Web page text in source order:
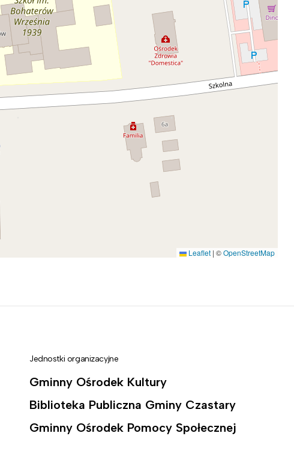
Leaflet | ©OpenStreetMap
Jednostki organizacyjne
Gminny Ośrodek Kultury
Biblioteka Publiczna Gminy Czastary
Gminny Ośrodek Pomocy Społecznej